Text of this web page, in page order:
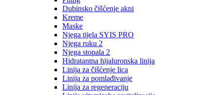
Dubinsko čišćenje akni
Kreme
Maske
Njega tijela SYIS PRO
Njega ruku 2
Njega stopala 2
Hidratantna hijaluronska linija
Linija za čišćenje lica
Linija za pomlađivanje
Linija za regeneraciju